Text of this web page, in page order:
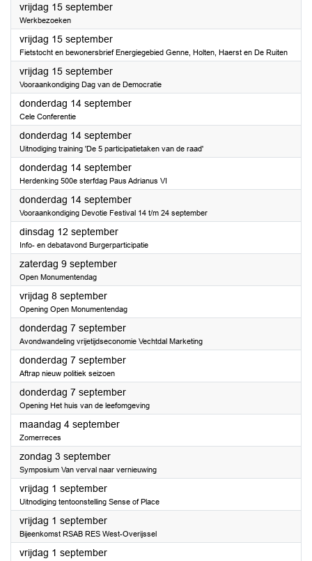
vrijdag 15 september2023
Werkbezoeken
vrijdag 15 september2023
Fietstocht en bewonersbrief Energiegebied Genne, Holten, Haerst en De Ruiten
vrijdag 15 september2023
Vooraankondiging Dag van de Democratie
donderdag 14 september2023
Cele Conferentie
donderdag 14 september2023
Uitnodiging training 'De 5 participatietaken van de raad'
donderdag 14 september2023
Herdenking 500e sterfdag Paus Adrianus VI
donderdag 14 september2023
Vooraankondiging Devotie Festival 14 t/m 24 september
dinsdag 12 september2023
Info- en debatavond Burgerparticipatie
zaterdag 9 september2023
Open Monumentendag
vrijdag 8 september2023
Opening Open Monumentendag
donderdag 7 september2023
Avondwandeling vrijetijdseconomie Vechtdal Marketing
donderdag 7 september2023
Aftrap nieuw politiek seizoen
donderdag 7 september2023
Opening Het huis van de leefomgeving
maandag 4 september2023
Zomerreces
zondag 3 september2023
Symposium Van verval naar vernieuwing
vrijdag 1 september2023
Uitnodiging tentoonstelling Sense of Place
vrijdag 1 september2023
Bijeenkomst RSAB RES West-Overijssel
vrijdag 1 september2023